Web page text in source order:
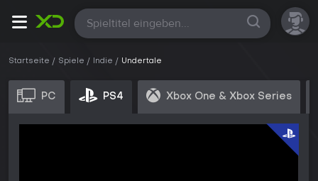
Alle
Startseite Spiele Indie Undertale
PC PS4 Xbox One & Xbox Series